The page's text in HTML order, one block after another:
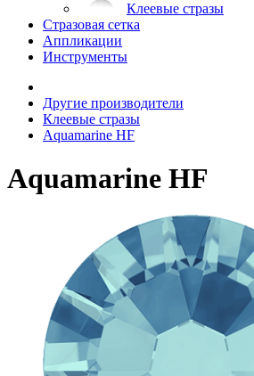
Клеевые стразы
Стразовая сетка
Аппликации
Инструменты
Другие производители
Клеевые стразы
Aquamarine HF
Aquamarine HF